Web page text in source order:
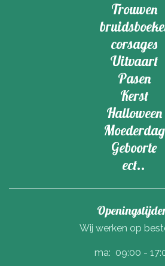
Trouwen
corsages
Uitvaart
Pasen
Kerst
Halloween
Moederdag
Geboorte
ect..
Wij werken op
ma: 09:00 -